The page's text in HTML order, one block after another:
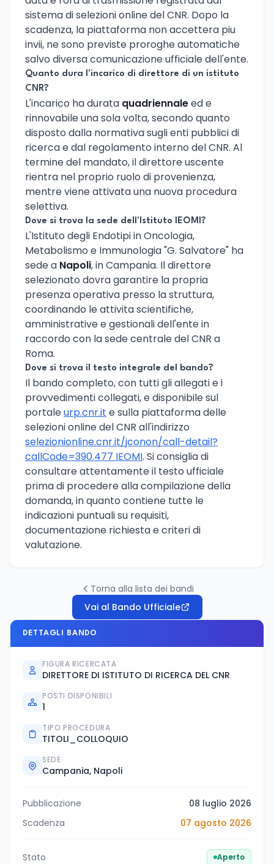
sistema di selezioni online del CNR. Dopo la
scadenza, la piattaforma non accettera piu
invii, ne sono previste proroghe automatiche
salvo diversa comunicazione ufficiale dell'ente.
Quanto dura l'incarico di direttore di un istituto
CNR?
L'incarico ha durata quadriennaleed e
rinnovabile una sola volta, secondo quanto
disposto dalla normativa sugli enti pubblici di
ricerca e dal regolamento interno del CNR. Al
termine del mandato, il direttore uscente
rientra nel proprio ruolo di provenienza,
mentre viene attivata una nuova procedura
selettiva.
Dove si trova la sede dell'Istituto IEOMI?
L'Istituto degli Endotipi in Oncologia,
Metabolismo e Immunologia "G. Salvatore" ha
sede a Napoli, in Campania. Il direttore
selezionato dovra garantire la propria
presenza operativa presso la struttura,
coordinando le attivita scientifiche,
amministrative e gestionali dell'ente in
raccordo con la sede centrale del CNR a
Roma.
Dove si trova il testo integrale del bando?
Il bando completo, con tutti gli allegati e i
provvedimenti collegati, e disponibile sul
portaleurp.cnr.it e sulla piattaforma delle
selezioni online del CNR all'indirizzo
selezionionline.cnr.it/jconon/call-detail?
callCode=390.477 IEOMI. Si consiglia di
consultare attentamente il testo ufficiale
prima di procedere alla compilazione della
domanda, in quanto contiene tutte le
indicazioni puntuali su requisiti,
documentazione richiesta e criteri di
valutazione.
Torna alla lista dei bandi
Vai al Bando Ufficiale
DETTAGLI BANDO
FIGURA RICERCATA
DIRETTORE DI ISTITUTO DI RICERCA DEL CNR
POSTI DISPONIBILI
1
TIPO PROCEDURA
TITOLI_COLLOQUIO
SEDE
Campania, Napoli
Pubblicazione
08 luglio 2026
Scadenza
07 agosto 2026
Stato Aperto